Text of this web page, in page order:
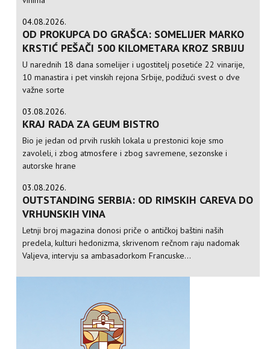
04.08.2026.
OD PROKUPCA DO GRAŠCA: SOMELIJER MARKO
KRSTIĆ PEŠAČI 500 KILOMETARA KROZ SRBIJU
U narednih 18 dana somelijer i ugostitelj posetiće 22 vinarije,
10 manastira i pet vinskih rejona Srbije, podižući svest o dve
važne sorte
03.08.2026.
KRAJ RADA ZA GEUM BISTRO
Bio je jedan od prvih ruskih lokala u prestonici koje smo
zavoleli, i zbog atmosfere i zbog savremene, sezonske i
autorske hrane
03.08.2026.
OUTSTANDING SERBIA: OD RIMSKIH CAREVA DO
VRHUNSKIH VINA
Letnji broj magazina donosi priče o antičkoj baštini naših
predela, kulturi hedonizma, skrivenom rečnom raju nadomak
Valjeva, intervju sa ambasadorkom Francuske...